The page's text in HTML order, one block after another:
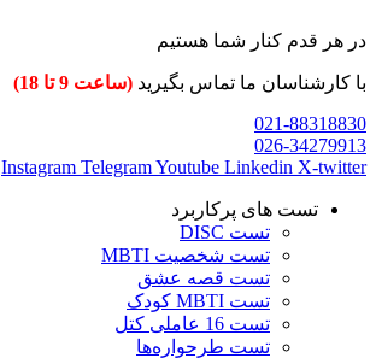
در هر قدم کنار شما هستیم
با کارشناسان ما تماس بگیرید (ساعت 9 تا 18)
021-88318830
026-34279913
Instagram TelegramYoutube Linkedin X-twitter
تست های پرکاربرد
تست DISC
تست شخصیت MBTI
تست قصه عشق
تست MBTI کودک
تست 16 عاملی کتل
تست طرحواره‌ها